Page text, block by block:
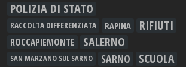
POLIZIA DI STATO
RACCOLTA DIFFERENZIATA RAPINA RIFIUTI
ROCCAPIEMONTE SALERNO
SAN MARZANO SUL SARNO SARNO SCUOLA